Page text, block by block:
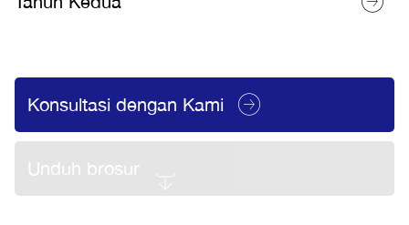
Konsultasi dengan Kami
Unduh brosur